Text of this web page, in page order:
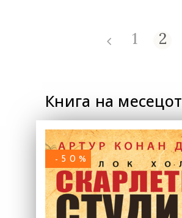
1 2
Книга на месецот
-50%